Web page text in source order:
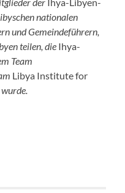
der Ihya-Libyen-
nationalen
und Gemeindeführern,
teilen, die Ihya-
Team
Libya Institute for